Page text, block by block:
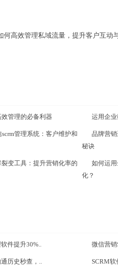
何高效管理私域流量，提升客户互动
管理的必备利器 运用企
管理系统：客户维护和
品牌营
秘诀
变工具：提升营销化率的
如何运
化？
件提升30%.. 微信营
历史秒查，.. SCRM